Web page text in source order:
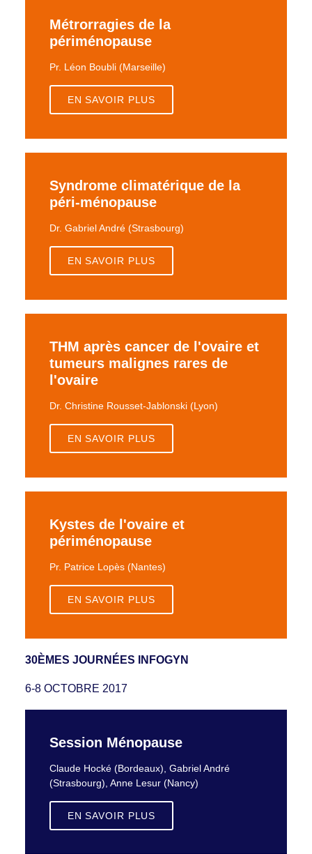
Métrorragies de la
périménopause
Pr. Léon Boubli (Marseille)
EN SAVOIR PLUS
Syndrome climatérique de la
péri-ménopause
Dr. Gabriel André (Strasbourg)
EN SAVOIR PLUS
THM après cancer de l'ovaire et
tumeurs malignes rares de
l'ovaire
Dr. Christine Rousset-Jablonski (Lyon)
EN SAVOIR PLUS
Kystes de l'ovaire et
périménopause
Pr. Patrice Lopès (Nantes)
EN SAVOIR PLUS
30ÈMES JOURNÉES INFOGYN
6-8 OCTOBRE 2017
Session Ménopause
Claude Hocké (Bordeaux), Gabriel André
(Strasbourg), Anne Lesur (Nancy)
EN SAVOIR PLUS